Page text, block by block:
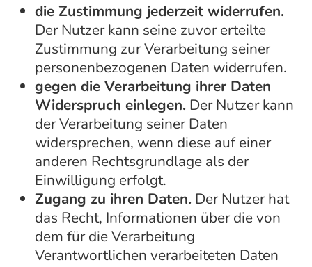
die Zustimmung jederzeit widerrufen.
Der Nutzer kann seine zuvor erteilte
Zustimmung zur Verarbeitung seiner
personenbezogenen Daten widerrufen.
gegen die Verarbeitung ihrer Daten
Widerspruch einlegen. Der Nutzer kann
der Verarbeitung seiner Daten
widersprechen, wenn diese auf einer
anderen Rechtsgrundlage als der
Einwilligung erfolgt.
Zugang zu ihren Daten. Der Nutzer hat
das Recht, Informationen über die von
dem für die Verarbeitung
Verantwortlichen verarbeiteten Daten